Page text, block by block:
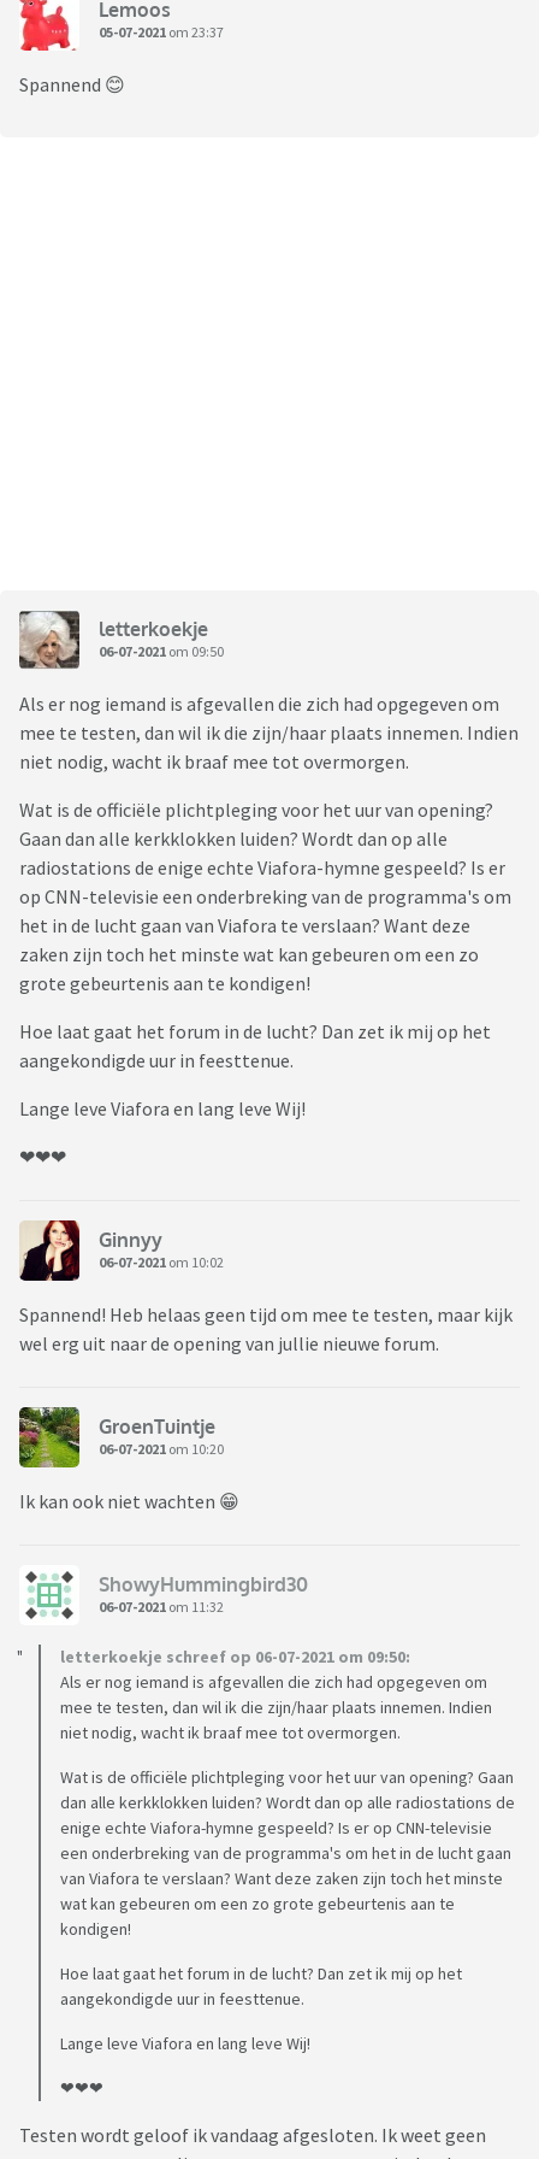
Lemoos
05-07-2021 om 23:37
Spannend 😊
letterkoekje
06-07-2021 om 09:50
Als er nog iemand is afgevallen die zich had opgegeven om
mee te testen, dan wil ik die zijn/haar plaats innemen. Indien
niet nodig, wacht ik braaf mee tot overmorgen.
Wat is de officiële plichtpleging voor het uur van opening?
Gaan dan alle kerkklokken luiden? Wordt dan op alle
radiostations de enige echte Viafora-hymne gespeeld? Is er
op CNN-televisie een onderbreking van de programma's om
het in de lucht gaan van Viafora te verslaan? Want deze
zaken zijn toch het minste wat kan gebeuren om een zo
grote gebeurtenis aan te kondigen!
Hoe laat gaat het forum in de lucht? Dan zet ik mij op het
aangekondigde uur in feesttenue.
Lange leve Viafora en lang leve Wij!
❤❤❤
Ginnyy
06-07-2021 om 10:02
Spannend! Heb helaas geen tijd om mee te testen, maar kijk
wel erg uit naar de opening van jullie nieuwe forum.
GroenTuintje
06-07-2021 om 10:20
Ik kan ook niet wachten 😁
ShowyHummingbird30
06-07-2021 om 11:32
letterkoekje schreef op 06-07-2021 om 09:50:
Als er nog iemand is afgevallen die zich had opgegeven om
mee te testen, dan wil ik die zijn/haar plaats innemen. Indien
niet nodig, wacht ik braaf mee tot overmorgen.
Wat is de officiële plichtpleging voor het uur van opening? Gaan
dan alle kerkklokken luiden? Wordt dan op alle radiostations de
enige echte Viafora-hymne gespeeld? Is er op CNN-televisie
een onderbreking van de programma's om het in de lucht gaan
van Viafora te verslaan? Want deze zaken zijn toch het minste
wat kan gebeuren om een zo grote gebeurtenis aan te
kondigen!
Hoe laat gaat het forum in de lucht? Dan zet ik mij op het
aangekondigde uur in feesttenue.
Lange leve Viafora en lang leve Wij!
❤❤❤
Testen wordt geloof ik vandaag afgesloten. Ik weet geen